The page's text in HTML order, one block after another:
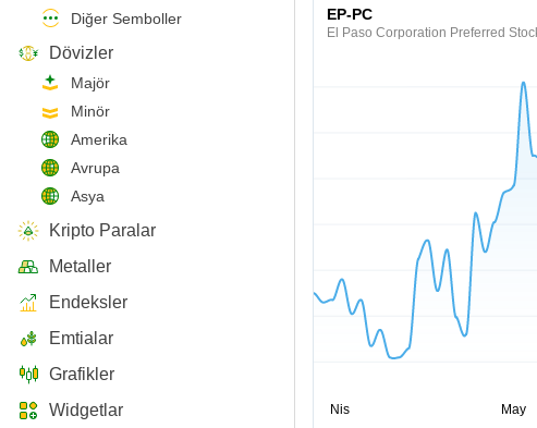
Diğer Semboller
Dövizler
Majör
Minör
Amerika
Avrupa
Asya
Kripto Paralar
Metaller
Endeksler
Emtialar
Grafikler
Widgetlar
EP-PC
El Paso Corporation Preferred